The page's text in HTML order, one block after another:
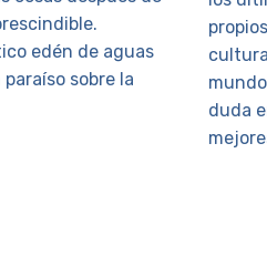
edén de aguas
sobre la
duda